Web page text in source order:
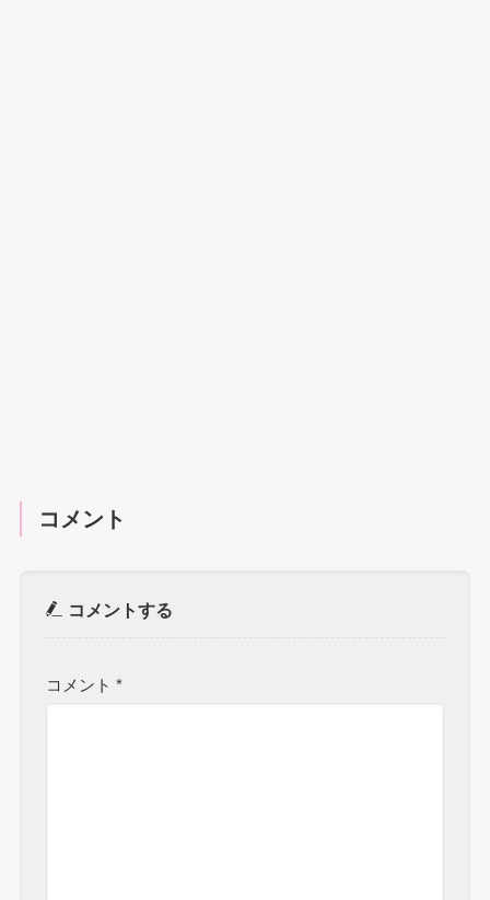
コメント
コメントする
コメント*